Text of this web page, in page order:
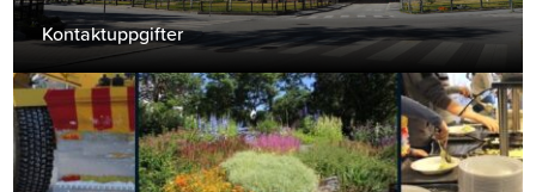
Kontaktuppgifter